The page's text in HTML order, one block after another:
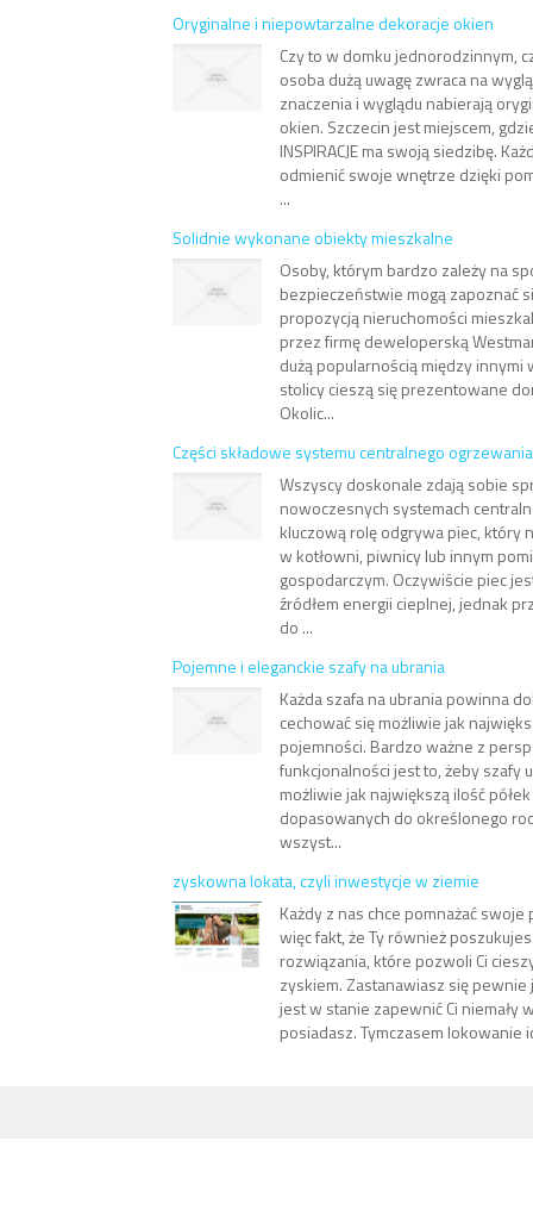
Oryginalne i niepowtarzalne dekoracje okien
Czy to w domku jednorodzinnym,
osoba dużą uwagę zwraca na
znaczenia i wyglądu nabierają
okien. Szczecin jest miejscem,
INSPIRACJE ma swoją siedzibę.
odmienić swoje wnętrze dzięki
...
Solidnie wykonane obiekty mieszkalne
Osoby, którym bardzo zależy na
bezpieczeństwie mogą zapoznać
propozycją nieruchomości
przez firmę deweloperską
dużą popularnością między
stolicy cieszą się prezentowane
Okolic...
Części składowe systemu centralnego ogrzewania
Wszyscy doskonale zdają sobie
nowoczesnych systemach
kluczową rolę odgrywa piec, który
w kotłowni, piwnicy lub innym
gospodarczym. Oczywiście piec
źródłem energii cieplnej, jednak
do ...
Pojemne i eleganckie szafy na ubrania
Każda szafa na ubrania powinna
cechować się możliwie jak
pojemności. Bardzo ważne z
funkcjonalności jest to, żeby szafy
możliwie jak największą ilość
dopasowanych do określonego
wszyst...
zyskowna lokata, czyli inwestycje w ziemie
Każdy z nas chce pomnażać
więc fakt, że Ty również
rozwiązania, które pozwoli Ci
zyskiem. Zastanawiasz się
jest w stanie zapewnić Ci niemały
posiadasz. Tymczasem lokowanie